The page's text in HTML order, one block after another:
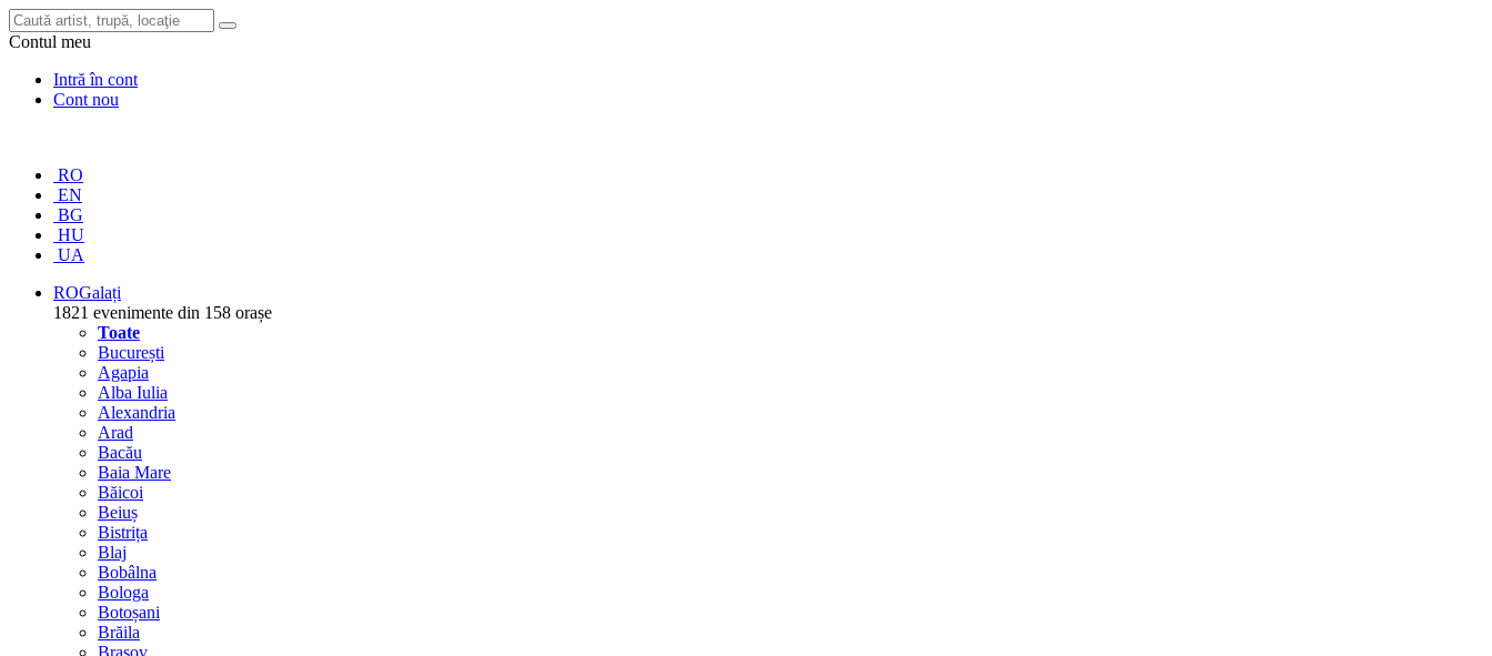
Contul meu
Intră în cont
Cont nou
RO
EN
BG
HU
UA
ROGalați
1821 evenimente din 158 orașe
Toate
București
Agapia
Alba Iulia
Alexandria
Arad
Bacău
Baia Mare
Băicoi
Beiuș
Bistrița
Blaj
Bobâlna
Bologa
Botoșani
Brăila
Brașov